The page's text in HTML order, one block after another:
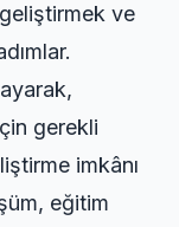
ve
gerekli
imkânı
eğitim